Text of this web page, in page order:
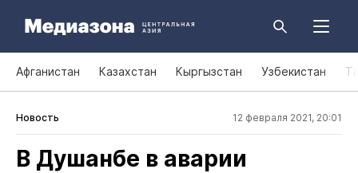
Афганистан Казахстан Кыргызстан Узбекистан
Новость 12 февраля 2021, 20:01
В Душанбе в аварии